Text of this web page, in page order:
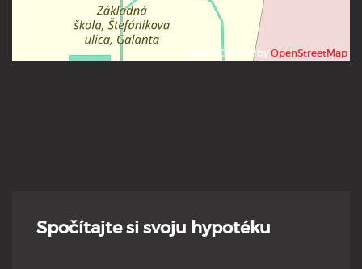
Data CC-By-SA by OpenStreetMap
Spočítajte si svoju hypotéku